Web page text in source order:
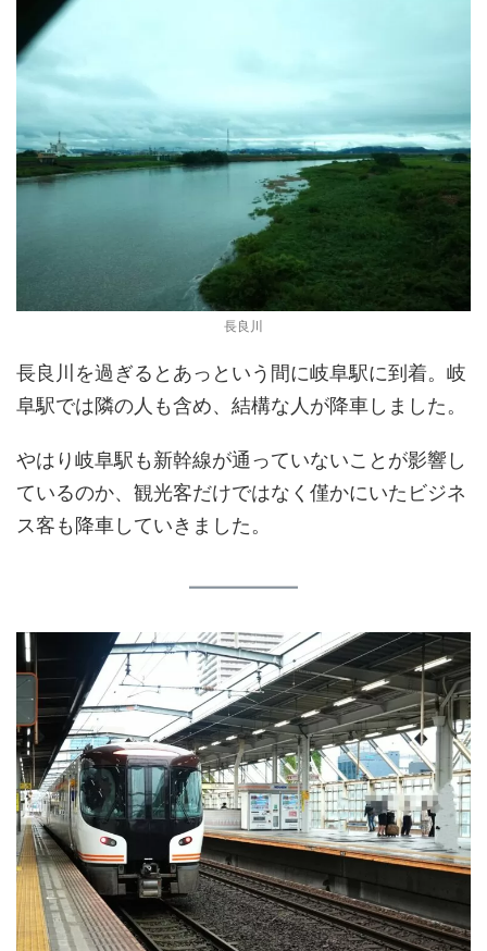
長良川
長良川を過ぎるとあっという間に岐阜駅に到着。岐
阜駅では隣の人も含め、結構な人が降車しました。
やはり岐阜駅も新幹線が通っていないことが影響し
ているのか、観光客だけではなく僅かにいたビジネ
ス客も降車していきました。